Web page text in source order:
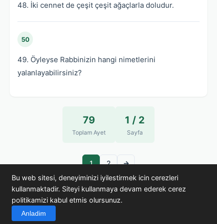
48. İki cennet de çeşit çeşit ağaçlarla doludur.
50
49. Öyleyse Rabbinizin hangi nimetlerini
yalanlayabilirsiniz?
79
Toplam Ayet
1 / 2
Sayfa
1 2 →
© 2005-2026 Kuran Araştırmaları · kuranikerim.gen.tr
Bu web sitesi, deneyiminizi iyilestirmek icin cerezleri
kullanmaktadir. Siteyi kullanmaya devam ederek cerez
politikamizi kabul etmis olursunuz.
Anladim